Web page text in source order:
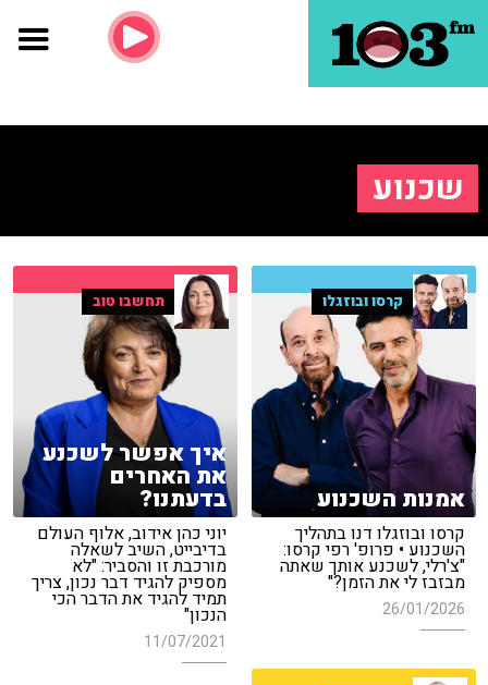
שכנוע
קרסו ובוזגלו
אמנות השכנוע
קרסו ובוזגלו דנו בתהליך
השכנוע • פרופ' רפי קרסו:
"צ'רלי, לשכנע אותך שאתה
מבזבז לי את הזמן?"
26/01/2026
תחשבו טוב
איך אפשר לשכנע
את האחרים
בדעתנו?
יוני כהן אידוב, אלוף העולם
בדיבייט, השיב לשאלה
מורכבת זו והסביר: "לא
מספיק להגיד דבר נכון, צריך
תמיד להגיד את הדבר הכי
הנכון"
11/07/2021